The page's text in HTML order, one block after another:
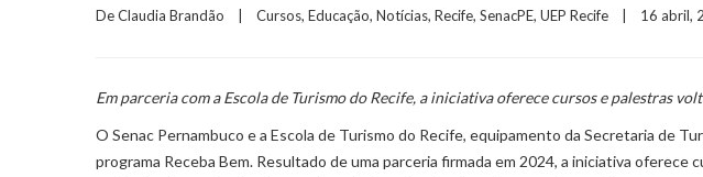
De Claudia Brandão Cursos, Educação, Notícias, Recife, SenacPE, UEP Recife
|    16
Em parceria com a Escola de Turismo do Recife, a iniciativa oferece cursos e palestras
O Senac Pernambuco e a Escola de Turismo do Recife, equipamento da Secretaria de
programa Receba Bem. Resultado de uma parceria firmada em 2024, a iniciativa oferece